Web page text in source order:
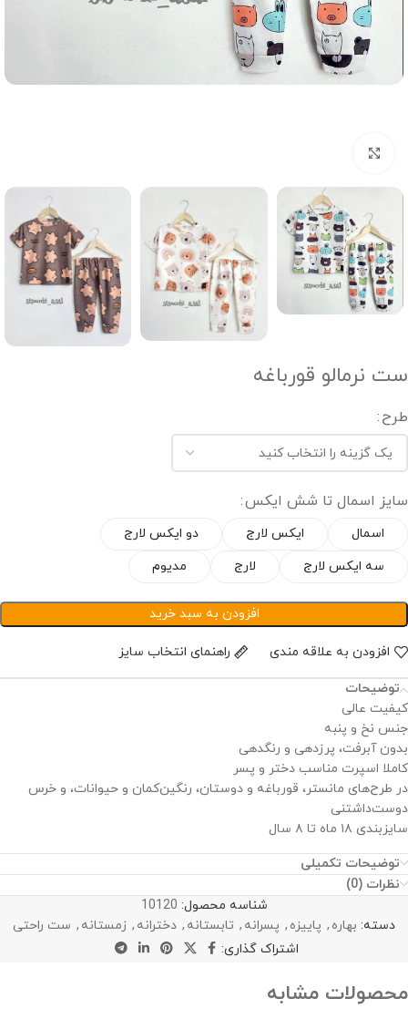
ست نرمالو قورباغه
طرح
سایز اسمال تا شش ایکس
اسمال ایکس لارج
دو ایکس لارج
سه ایکس لارج
لارج مدیوم
افزودن به سبد خرید
افزودن به علاقه مندی راهنمای انتخاب سایز
توضیحات
کیفیت عالی
جنس نخ و پنبه
بدون آبرفت، پرزدهی و رنگدهی
کاملا اسپرت مناسب دختر و پسر
در طرح‌های مانستر، قورباغه و دوستان، رنگین‌کمان و حیوانات، و خرس
دوست‌داشتنی
سایزبندی ۱۸ ماه تا ۸ سال
توضیحات تکمیلی
نظرات (0)
شناسه محصول: 10120
دسته: بهاره , پاییزه , پسرانه , تابستانه , دخترانه , زمستانه , ست راحتی
اشتراک گذاری:
محصولات مشابه